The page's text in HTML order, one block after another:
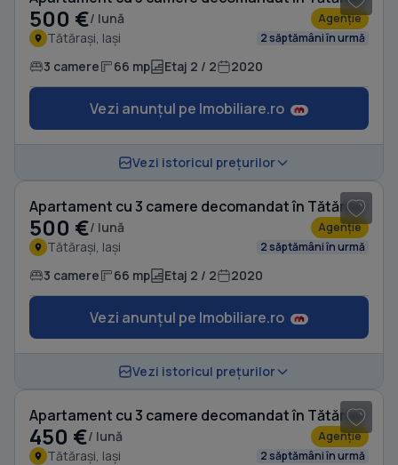
500 €/ lună Agenție
Tătărași, Iași 2 săptămâni în urmă
3 camere 66 mp Etaj 2 / 2 2020
Vezi anunțul pe Imobiliare.ro
Vezi istoricul prețurilor
Apartament cu 3 camere decomandat în Tătărași
500 €/ lună Agenție
Tătărași, Iași 2 săptămâni în urmă
3 camere 66 mp Etaj 2 / 2 2020
Vezi anunțul pe Imobiliare.ro
Vezi istoricul prețurilor
Apartament cu 3 camere decomandat în Tătărași
450 €/ lună Agenție
Tătărași, Iași 2 săptămâni în urmă